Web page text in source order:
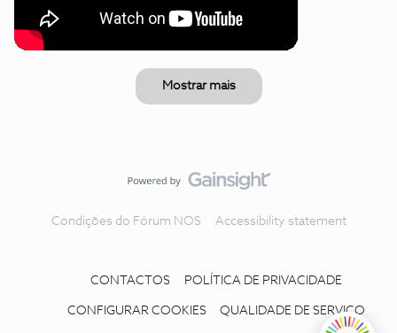
Mostrar mais
Condições do Fórum NOS Accessibility statement
CONTACTOS POLÍTICA DE PRIVACIDADE
CONFIGURAR COOKIES QUALIDADE DE SERVIÇO